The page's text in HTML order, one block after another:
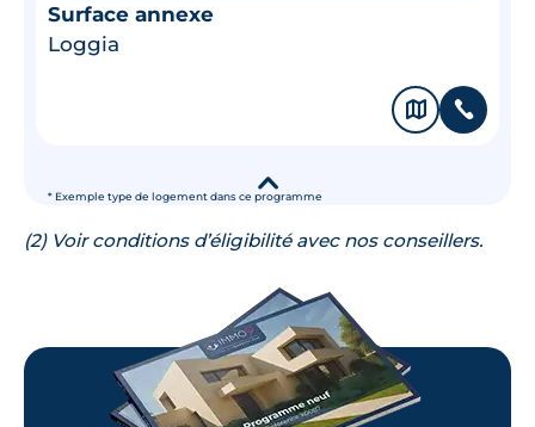
* Exemple type de logement dans ce programme
Surface annexe
Loggia
🗞 📞
▾
(2) Voir conditions d’éligibilité avec nos conseillers.